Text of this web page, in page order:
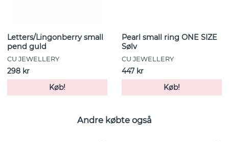
Letters/Lingonberry small
pend guld
CU JEWELLERY
298 kr
Køb!
Pearl small ring ONE SIZE
Sølv
CU JEWELLERY
447 kr
Køb!
Andre købte også